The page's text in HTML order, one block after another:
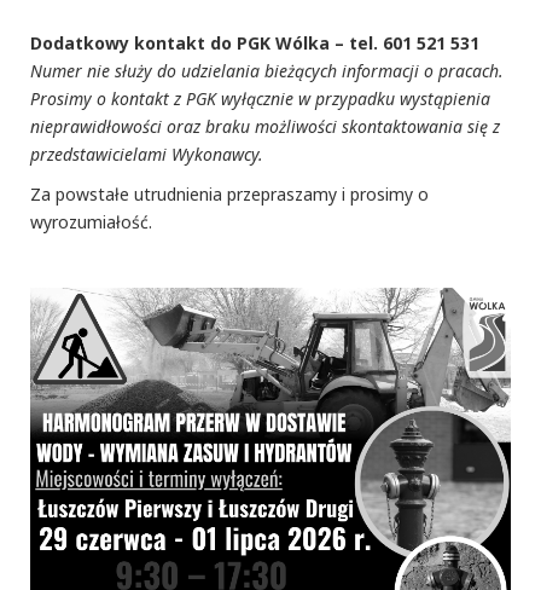
Dodatkowy kontakt do PGK Wólka – tel. 601 521 531
Numer nie służy do udzielania bieżących informacji o pracach.
Prosimy o kontakt z PGK wyłącznie w przypadku wystąpienia
nieprawidłowości oraz braku możliwości skontaktowania się z
przedstawicielami Wykonawcy.
Za powstałe utrudnienia przepraszamy i prosimy o
wyrozumiałość.